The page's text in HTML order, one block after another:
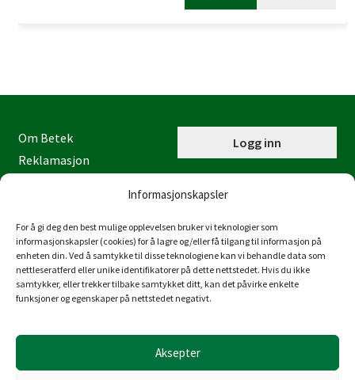
Informasjonskapsler
For å gi deg den best mulige opplevelsen bruker vi teknologier som
informasjonskapsler (cookies) for å lagre og/eller få tilgang til informasjon på
enheten din. Ved å samtykke til disse teknologiene kan vi behandle data som
nettleseratferd eller unike identifikatorer på dette nettstedet. Hvis du ikke
samtykker, eller trekker tilbake samtykket ditt, kan det påvirke enkelte
funksjoner og egenskaper på nettstedet negativt.
Aksepter
Logg inn
Juraveien 4
4636 Kristiansand
Tlf: 38 53 15 00
Om Betek
Reklamasjon
Personvernerklæring
Åpenhetsloven